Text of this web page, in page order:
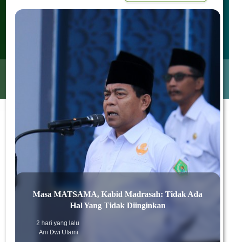
Masa MATSAMA, Kabid Madrasah: Tidak Ada
Hal Yang Tidak Diinginkan
2 hari yang lalu
Ani Dwi Utami